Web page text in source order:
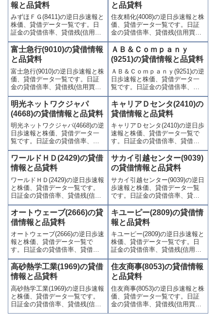
報と品貸料
みずほＦＧ(8411)の逆日歩速報と
株価、貸借データ一覧です。日
証金の貸借倍率、貸借残(信用買
残、信用売残)、品貸料(逆日
歩)、東証の週末残高、規制(注意
喚起・申込停止)など、空売り関
連情報を集計し、図解でわかり
やすくまとめて掲載していま
す。
と品貸料
住友精化(4008)の逆日歩速報と株
価、貸借データ一覧です。日証
金の貸借倍率、貸借残(信用買
残、信用売残)、品貸料(逆日
歩)、東証の週末残高、規制(注意
喚起・申込停止)など、空売り関
連情報を集計し、図解でわかり
やすくまとめて掲載していま
す。
富士急行(9010)の貸借情報
と品貸料
富士急行(9010)の逆日歩速報と株
価、貸借データ一覧です。日証
金の貸借倍率、貸借残(信用買
残、信用売残)、品貸料(逆日
歩)、東証の週末残高、規制(注意
喚起・申込停止)など、空売り関
連情報を集計し、図解でわかり
やすくまとめて掲載していま
す。
ＡＢ＆Ｃｏｍｐａｎｙ
(9251)の貸借情報と品貸料
ＡＢ＆Ｃｏｍｐａｎｙ(9251)の逆
日歩速報と株価、貸借データ一
覧です。日証金の貸借倍率、貸
借残(信用買残、信用売残)、品貸
料(逆日歩)、東証の週末残高、規
制(注意喚起・申込停止)など、空
売り関連情報を集計し、図解で
わかりやすくまとめて掲載して
います。
明光ネットワクジャパ
(4668)の貸借情報と品貸料
明光ネットワクジャパ(4668)の逆
日歩速報と株価、貸借データ一
覧です。日証金の貸借倍率、貸
借残(信用買残、信用売残)、品貸
料(逆日歩)、東証の週末残高、規
制(注意喚起・申込停止)など、空
売り関連情報を集計し、図解で
わかりやすくまとめて掲載して
います。
キャリアＤセンタ(2410)の
貸借情報と品貸料
キャリアＤセンタ(2410)の逆日歩
速報と株価、貸借データ一覧で
す。日証金の貸借倍率、貸借残
(信用買残、信用売残)、品貸料
(逆日歩)、東証の週末残高、規制
(注意喚起・申込停止)など、空売
り関連情報を集計し、図解でわ
かりやすくまとめて掲載してい
ます。
ワールドＨＤ(2429)の貸借
情報と品貸料
ワールドＨＤ(2429)の逆日歩速報
と株価、貸借データ一覧です。
日証金の貸借倍率、貸借残(信用
買残、信用売残)、品貸料(逆日
歩)、東証の週末残高、規制(注意
喚起・申込停止)など、空売り関
連情報を集計し、図解でわかり
やすくまとめて掲載していま
す。
サカイ引越センター(9039)
の貸借情報と品貸料
サカイ引越センター(9039)の逆日
歩速報と株価、貸借データ一覧
です。日証金の貸借倍率、貸借
残(信用買残、信用売残)、品貸料
(逆日歩)、東証の週末残高、規制
(注意喚起・申込停止)など、空売
り関連情報を集計し、図解でわ
かりやすくまとめて掲載してい
ます。
オートウェーブ(2666)の貸
借情報と品貸料
オートウェーブ(2666)の逆日歩速
報と株価、貸借データ一覧で
す。日証金の貸借倍率、貸借残
(信用買残、信用売残)、品貸料
(逆日歩)、東証の週末残高、規制
(注意喚起・申込停止)など、空売
り関連情報を集計し、図解でわ
かりやすくまとめて掲載してい
ます。
キユーピー(2809)の貸借情
報と品貸料
キユーピー(2809)の逆日歩速報と
株価、貸借データ一覧です。日
証金の貸借倍率、貸借残(信用買
残、信用売残)、品貸料(逆日
歩)、東証の週末残高、規制(注意
喚起・申込停止)など、空売り関
連情報を集計し、図解でわかり
やすくまとめて掲載していま
す。
高砂熱学工業(1969)の貸借
情報と品貸料
高砂熱学工業(1969)の逆日歩速報
と株価、貸借データ一覧です。
日証金の貸借倍率、貸借残(信用
買残、信用売残)、品貸料(逆日
住友商事(8053)の貸借情報
と品貸料
住友商事(8053)の逆日歩速報と株
価、貸借データ一覧です。日証
金の貸借倍率、貸借残(信用買
残、信用売残)、品貸料(逆日